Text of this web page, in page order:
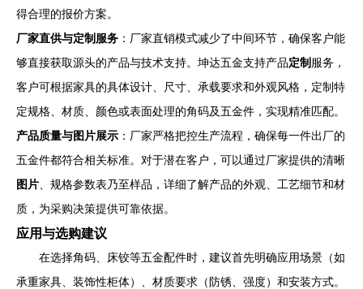
得合理的报价方案。
厂家直供与定制服务 ：厂家直销模式减少了中间环节，确保客户能
够直接获取源头的产品与技术支持。坤达五金支持产品定制 服务，
客户可根据家具的具体设计、尺寸、承载要求和外观风格，定制特
定规格、材质、颜色或表面处理的角码及五金件，实现精准匹配。
产品质量与图片展示 ：厂家严格把控生产流程，确保每一件出厂的
五金件都符合相关标准。对于潜在客户，可以通过厂家提供的清晰
图片 、规格参数表乃至样品，详细了解产品的外观、工艺细节和材
质，为采购决策提供可靠依据。
应用与选购建议
在选择角码、床铰等五金配件时，建议首先明确应用场景（如
承重家具、装饰性柜体）、材质要求（防锈、强度）和安装方式。